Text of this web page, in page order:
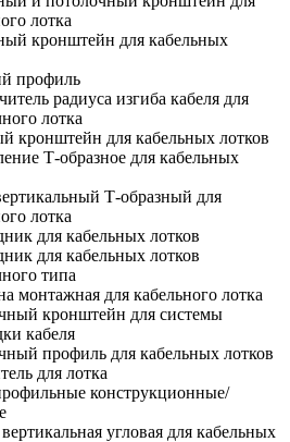
лотка
кронштейн для кабельных
профиль
радиуса изгиба кабеля для
лотка
кронштейн для кабельных лотков
Т-образное для кабельных
Т-образный для
лотка
для кабельных лотков
для кабельных лотков
типа
монтажная для кабельного лотка
кронштейн для системы
кабеля
профиль для кабельных лотков
для лотка
конструкционные/
угловая для кабельных